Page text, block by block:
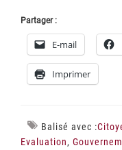
Partager :
E-mail
Imprimer
Balisé avec :
Evaluation,